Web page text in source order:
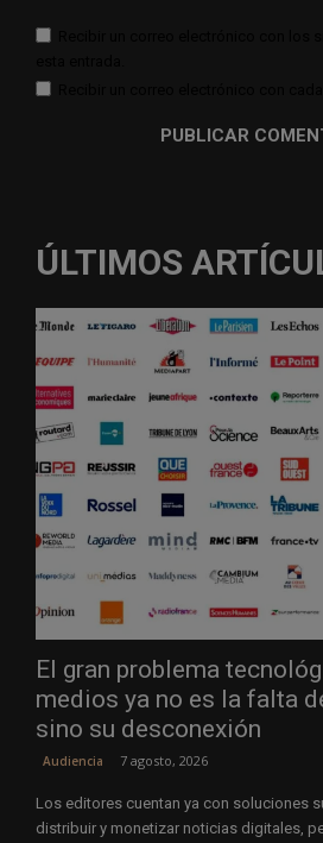
ÚLTIMOS
El gran problema
medios ya no es la falta
sino su desconexión
Audiencia 7 agosto, 2026
Los editores cuentan ya con soluciones
distribuir y monetizar noticias digitales,